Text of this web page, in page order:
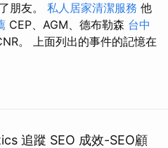
朋友。 私人居家清潔服務 他
CEP、AGM、德布勒森 台中
。 上面列出的事件的記憶在
追蹤 SEO 成效-SEO顧